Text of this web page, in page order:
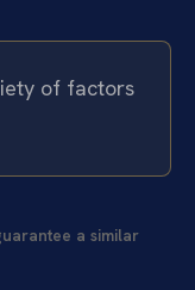
of factors
a similar